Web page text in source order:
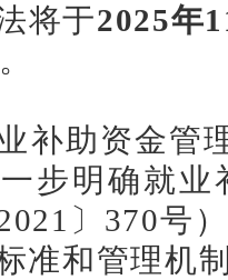
将于2025年
。
补助资金管
步明确就
〕370号
准和管理机